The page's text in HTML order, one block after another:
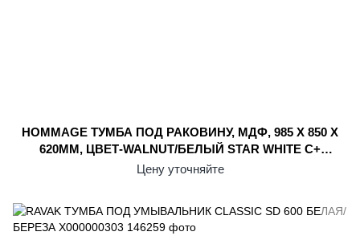
HOMMAGE ТУМБА ПОД РАКОВИНУ, МДФ, 985 X 850 X
620ММ, ЦВЕТ-WALNUT/БЕЛЫЙ STAR WHITE С+
897910R2
Цену уточняйте